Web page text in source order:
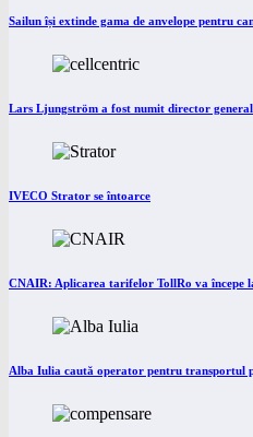
Sailun își extinde gama de anvelope pentru
Lars Ljungström a fost numit director
IVECO Strator se întoarce
CNAIR: Aplicarea tarifelor TollRo va începe
Alba Iulia caută operator pentru transportul